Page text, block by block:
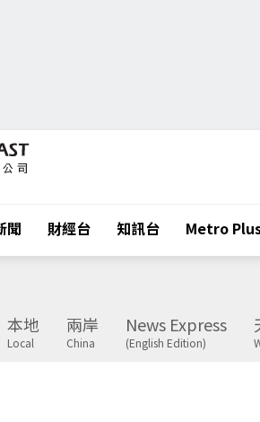
聞 財經台 知訊台 Metro
本地
Local
兩岸
China
News Express
(English Edition)